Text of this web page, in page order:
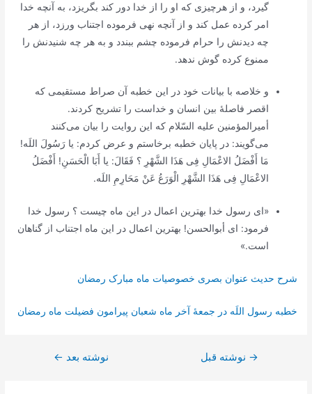
گیرد، و از هرچیزی‌ که‌ او را از خدا دور کند بگریزد، به‌ آنچه‌ خدا
امر کرده‌ عمل‌ کند و از آنچه‌ نهی‌ فرموده‌ اجتناب‌ ورزد، از هر
چه‌ دیدنش‌ را حرام‌ فرموده‌ چشم‌ ببندد و به‌ هر چه‌ شنیدنش‌ را
ممنوع‌ کرده‌ گوش‌ ندهد.
و خلاصه‌ با بیانات‌ خود در این‌ خطبه‌ آن‌ صراط‌ مستقیمی‌ که‌
اقصر فاصلۀ بین‌ انسان‌ و خداست‌ را تشریح‌ کردند.
أمیرالمؤمنین‌ علیه‌ السّلام‌ که‌ این‌ روایت‌ را بیان‌ می‌کنند
می‌گویند: در پایان‌ خطبه‌ برخاستم‌ و عرض‌ کردم‌: یا رَسُولَ اللَه!
مَا أَفْضَلُ الاعْمَالِ فِی‌ هَذَا الشَّهْرِ ؟ فَقَالَ: یا أَبَا الْحَسَنِ! أَفْضَلُ
الاعْمَالِ فِی‌ هَذَا الشَّهْرِ الْوَرَعُ عَنْ مَحَارِمِ اللَه.
«ای‌ رسول‌ خدا بهترین‌ اعمال‌ در این‌ ماه‌ چیست‌ ؟ رسول‌ خدا
فرمود: ای‌ أبوالحسن‌! بهترین‌ اعمال‌ در این‌ ماه‌ اجتناب‌ از گناهان‌
است‌.»
شرح حدیث عنوان بصری خصوصیات ماه مبارک رمضان
خطبه رسول‌ اللَه‌ در جمعۀ آخر ماه‌ شعبان پيرامون فضيلت ماه رمضان‌
راهبری
→ نوشته قبل نوشته بعد ←